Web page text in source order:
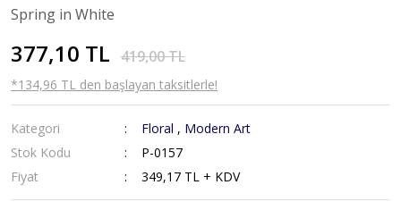
Spring in White
377,10 TL 419,00 TL
*134,96 TL den başlayan taksitlerle!
Kategori Floral , Modern Art
Stok Kodu
P-0157
Fiyat
349,17 TL + KDV